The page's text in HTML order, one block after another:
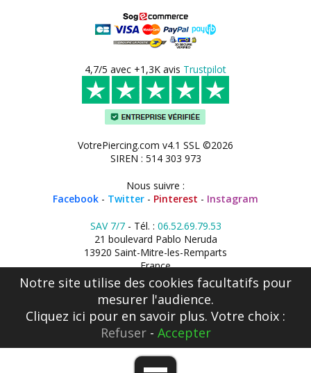
4,7/5 avec +1,3K avis Trustpilot
VotrePiercing.com v4.1 SSL ©2026
SIREN : 514 303 973
Nous suivre :
Facebook - Twitter - Pinterest - Instagram
SAV 7/7- Tél. : 06.52.69.79.53
21 boulevard Pablo Neruda
13920 Saint-Mitre-les-Remparts
France
Notre site utilise des cookies facultatifs pour
mesurer l'audience.
Cliquez ici pour en savoir plus. Votre choix :
Refuser- Accepter